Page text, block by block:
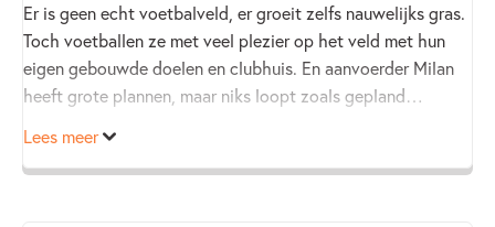
Er is geen echt voetbalveld, er groeit zelfs nauwelijks gras.
Toch voetballen ze met veel plezier op het veld met hun
eigen gebouwde doelen en clubhuis. En aanvoerder Milan
heeft grote plannen, maar niks loopt zoals gepland…
Lees meer